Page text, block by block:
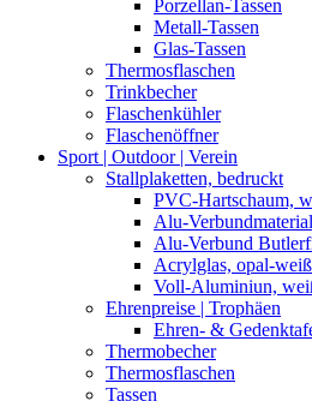
Porzellan-Tassen
Metall-Tassen
Glas-Tassen
Thermosflaschen
Trinkbecher
Flaschenkühler
Flaschenöffner
Sport | Outdoor | Verein
Stallplaketten,­ bedruckt
PVC-Hartschaum,
Alu-
Alu-Verbund
Acrylglas, opal-
Voll-Aluminiun,
Ehrenpreise | Trophäen
Ehren- &
Thermobecher
Thermosflaschen
Tassen